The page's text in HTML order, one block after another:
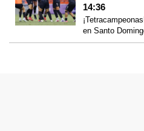
14:36
en Santo